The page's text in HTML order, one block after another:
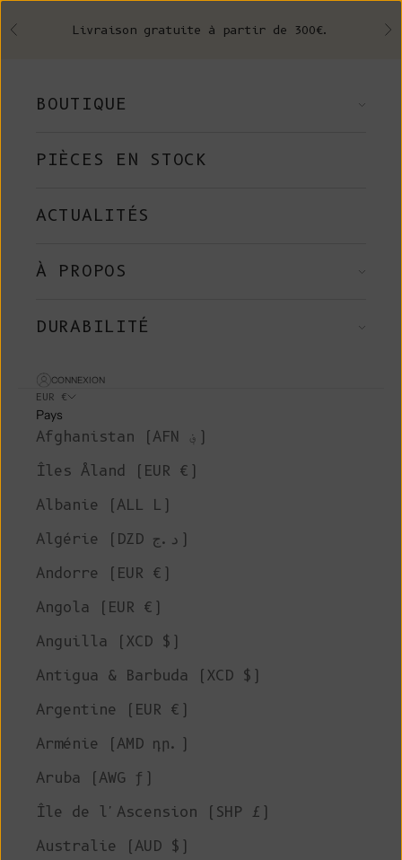
Précédent Livraison gratuite à partir de 300€.
BOUTIQUE
PIÈCES EN STOCK
ACTUALITÉS
À PROPOS
DURABILITÉ
CONNEXION
EUR €
Pays
Afghanistan (AFN ؋)
Îles Åland (EUR €)
Albanie (ALL L)
Algérie (DZD د.ج)
Andorre (EUR €)
Angola (EUR €)
Anguilla (XCD $)
Antigua & Barbuda (XCD $)
Argentine (EUR €)
Arménie (AMD դր.)
Aruba (AWG ƒ)
Île de l'Ascension (SHP £)
Australie (AUD $)